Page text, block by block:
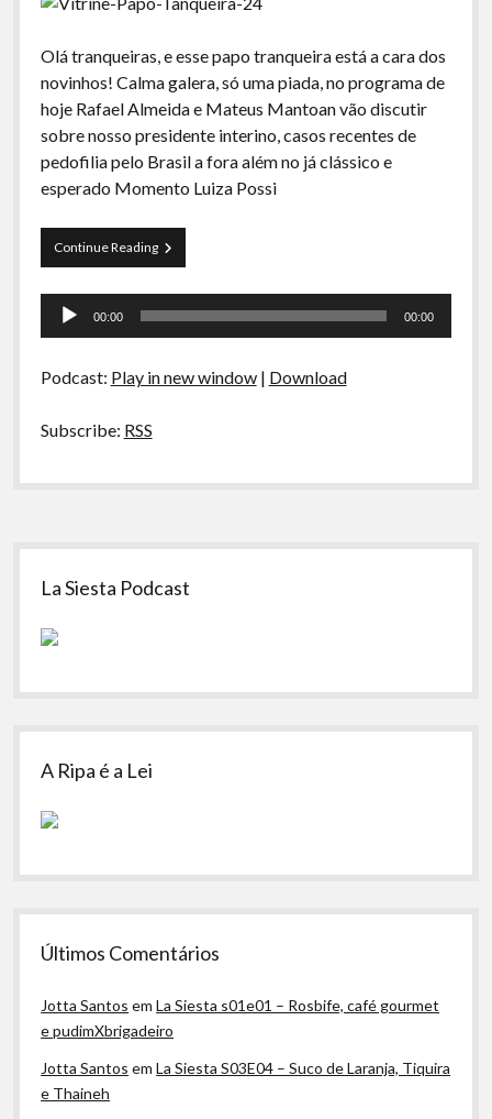
Olá tranqueiras, e esse papo tranqueira está a cara dos
novinhos! Calma galera, só uma piada, no programa de
hoje Rafael Almeida e Mateus Mantoan vão discutir
sobre nosso presidente interino, casos recentes de
pedofilia pelo Brasil a fora além no já clássico e
esperado Momento Luiza Possi
Continue ReadingPapo
Tranqueira
Temer
Pedofilia
Tocador
00:00 00:00
Podcast: Play in new window| Download
Subscribe: RSS
Sidebar
La Siesta Podcast
A Ripa é a Lei
Últimos Comentários
Jotta Santos emLa Siesta s01e01 – Rosbife, café gourmet
e pudimXbrigadeiro
Jotta Santos emLa Siesta S03E04 – Suco de Laranja, Tiquira
e Thaineh